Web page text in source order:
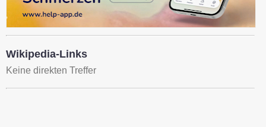
Wikipedia-Links
Keine direkten Treffer